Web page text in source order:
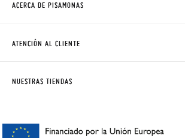
ACERCA DE PISAMONAS
CÓMO COMPRAR
AVISO LEGAL, PRIVACIDAD Y COOKIES
ATENCIÓN AL CLIENTE
PREGUNTAS FRECUENTES
NUESTRAS TIENDAS